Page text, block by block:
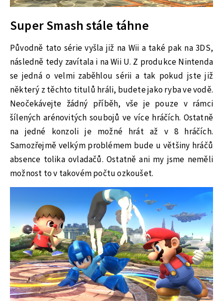
Super Smash stále táhne
Původně tato série vyšla již na Wii a také pak na 3DS,
následně tedy zavítala i na Wii U. Z produkce Nintenda
se jedná o velmi zaběhlou sérii a tak pokud jste již
některý z těchto titulů hráli, budete jako ryba ve vodě.
Neočekávejte žádný příběh, vše je pouze v rámci
šílených arénovitých soubojů ve více hráčích. Ostatně
na jedné konzoli je možné hrát až v 8 hráčích.
Samozřejmě velkým problémem bude u většiny hráčů
absence tolika ovladačů. Ostatně ani my jsme neměli
možnost to v takovém počtu ozkoušet.